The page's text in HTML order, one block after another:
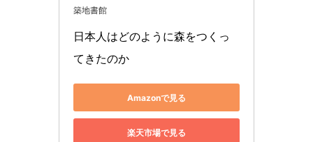
築地書館
日本人はどのように森をつくっ
てきたのか
Amazonで見る
楽天市場で見る